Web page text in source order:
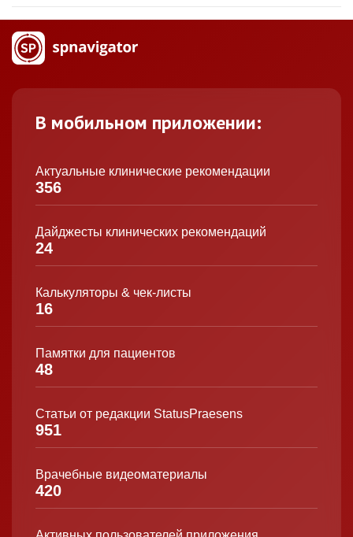
В мобильном приложении:
Актуальные клинические рекомендации
356
Дайджесты клинических рекомендаций
24
Калькуляторы & чек-листы
16
Памятки для пациентов
48
Статьи от редакции StatusPraesens
951
Врачебные видеоматериалы
420